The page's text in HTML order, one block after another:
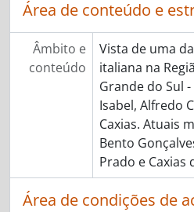
Área de conteúdo e
Âmbito e
conteúdo
Vista de uma
italiana na
Grande do Sul -
Isabel, Alfredo
Caxias. Atuais
Bento
Prado e Caxias
Área de condições de